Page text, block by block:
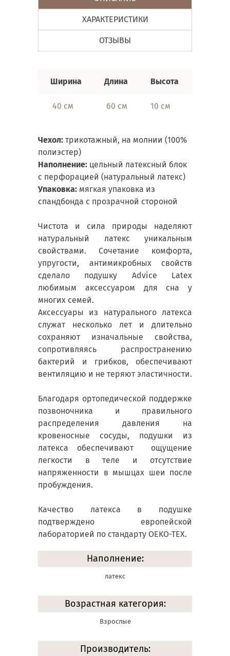
ХАРАКТЕРИСТИКИ
ОТЗЫВЫ
Ширина Длина Высота
40 см 60 см 10 см
Чехол: трикотажный, на молнии (100%
полиэстер)
Наполнение: цельный латексный блок
с перфорацией (натуральный латекс)
Упаковка: мягкая упаковка из
спандбонда с прозрачной стороной
Чистота и сила природы наделяют
натуральный латекс уникальным
свойствами. Сочетание комфорта,
упругости, антимикробных свойств
сделало подушку Advice Latex
любимым аксессуаром для сна у
многих семей.
Аксессуары из натурального латекса
служат несколько лет и длительно
сохраняют изначальные свойства,
сопротивляясь распространению
бактерий и грибков, обеспечивают
вентиляцию и не теряют эластичности.
Благодаря ортопедической поддержке
позвоночника и правильного
распределения давления на
кровеносные сосуды, подушки из
латекса обеспечивают ощущение
легкости в теле и отсутствие
напряженности в мышцах шеи после
пробуждения.
Качество латекса в подушке
подтверждено европейской
лабораторией по стандарту OEKO-TEX.
Наполнение:
латекс
Возрастная категория:
Взрослые
Производитель: